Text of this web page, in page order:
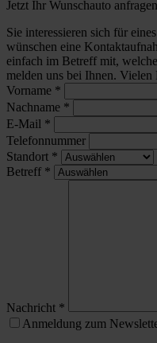
Jetzt Ihr Wunschauto
Sie interessieren sich für
wünschen eine
einfach im Betreff mit,
melden uns bei Ihnen.
Vorname *
Nachname *
E-Mail *
Telefonnummer
Standort *
Betreff *
Nachricht *
Anmeldung zum